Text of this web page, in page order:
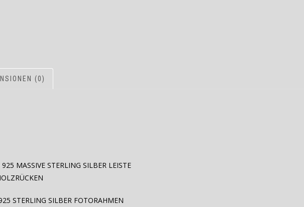
(0)
MASSIVE STERLING SILBER LEISTE
STERLING SILBER FOTORAHMEN